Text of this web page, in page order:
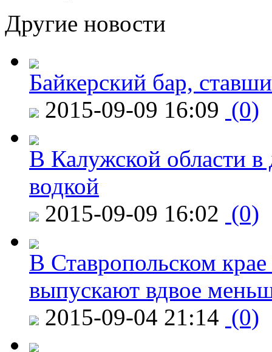
Другие новости
Байкерский бар,
2015-09-09 16:09 (0)
В Калужской области в
водкой
2015-09-09 16:02 (0)
В Ставропольском
выпускают вдвое
2015-09-04 21:14 (0)